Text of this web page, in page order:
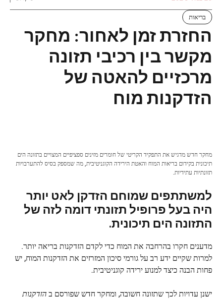
בריאות
החזרת זמן לאחור: מחקר
מקשר בין רכיבי תזונה
מרכזיים להאטה של ​​
הזדקנות מוח
מחקר חדש מדגיש את התפקיד הקריטי של חומרים מזינים ספציפיים המצויים בתזונה הים
תיכונית בקידום בריאות המוח והאטת הירידה הקוגניטיבית, מה שמספק בסיס להתערבויות
תזונתיות עתידיות.
למשתתפים שמוחם הזדקן לאט יותר
היה בעל פרופיל תזונתי דומה לזה של
התזונה הים תיכונית.
מדענים חקרו בהרחבה את המוח כדי לקדם הזדקנות בריאה יותר.
למרות שקיים ידע רב על גורמי סיכון המזרזים את הזדקנות המוח, יש
פחות הבנה כיצד למנוע ירידה קוגניטיבית.
ישנן עדויות לכך שתזונה חשובה, ומחקר חדש שפורסם בהזדקנות